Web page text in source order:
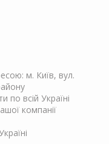
м. Київ, вул.
по всій Україні
компанії